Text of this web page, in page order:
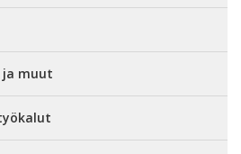
muut